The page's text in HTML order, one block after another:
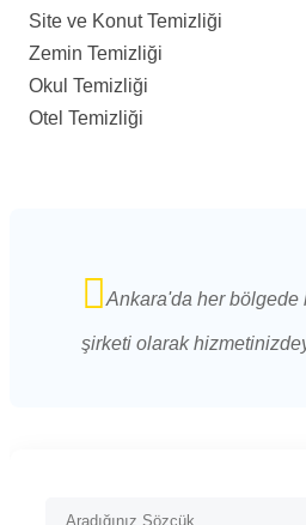
Site ve Konut Temizliği
Zemin Temizliği
Okul Temizliği
Otel Temizliği
Ankara'da her bölgede
şirketi olarak